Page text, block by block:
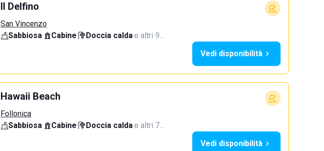
Il Delfino
San Vincenzo
Sabbiosa· Cabine· Doccia calda·e altri 9…
Vedi disponibilità
Hawaii Beach
Follonica
Sabbiosa· Cabine· Doccia calda·e altri 7…
Vedi disponibilità